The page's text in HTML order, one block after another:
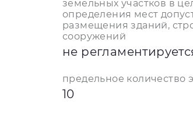
земельных участков в
определения мест
размещения зданий,
сооружений
не
предельное количество
10